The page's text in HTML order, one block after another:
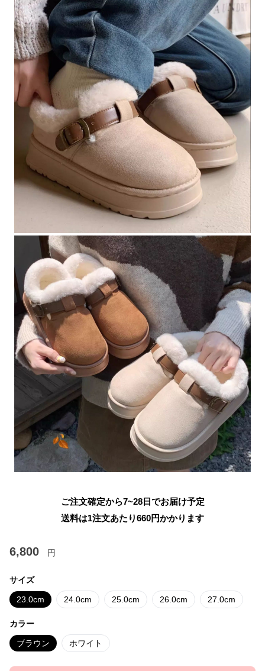
ご注文確定から7~28日でお届け予定
送料は1注文あたり660円かかります
6,800 円
サイズ
23.0cm 24.0cm 25.0cm 26.0cm 27.0cm
カラー
ブラウン ホワイト